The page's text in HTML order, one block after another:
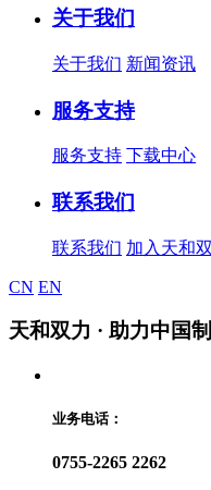
关于我们
关于我们 新闻资讯
服务支持
服务支持 下载中心
联系我们
联系我们 加入天和
CN EN
天和双力 · 助力中国
业务电话：
0755-2265 2262